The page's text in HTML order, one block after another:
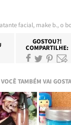
facial, make b.,o
GOSTOU?!
COMPARTILHE:
VOCÊ TAMBÉM VAI